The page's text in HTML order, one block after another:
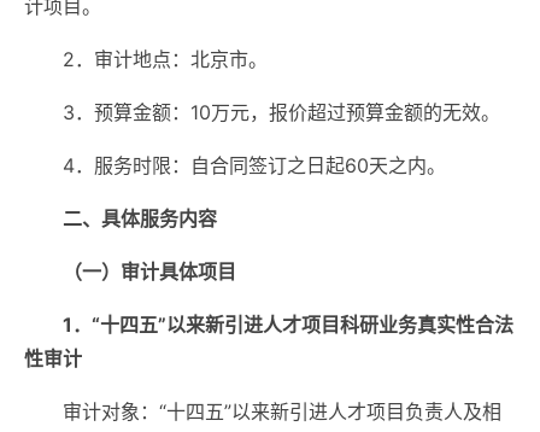
计项目。
2．审计地点：北京市。
3．预算金额：10万元，报价超过预算金额的无效。
4．服务时限：自合同签订之日起60天之内。
二、具体服务内容
（一）审计具体项目
1．“十四五”以来新引进人才项目科研业务真实性合法
性审计
审计对象：“十四五”以来新引进人才项目负责人及相